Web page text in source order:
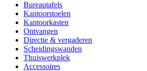
Bureautafels
Kantoorstoelen
Kantoorkasten
Ontvangen
Directie & vergaderen
Scheidingswanden
Thuiswerkplek
Accessoires